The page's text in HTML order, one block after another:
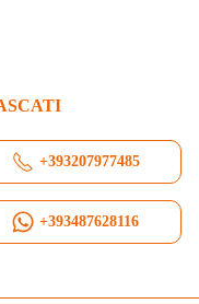
+393207977485
+393487628116